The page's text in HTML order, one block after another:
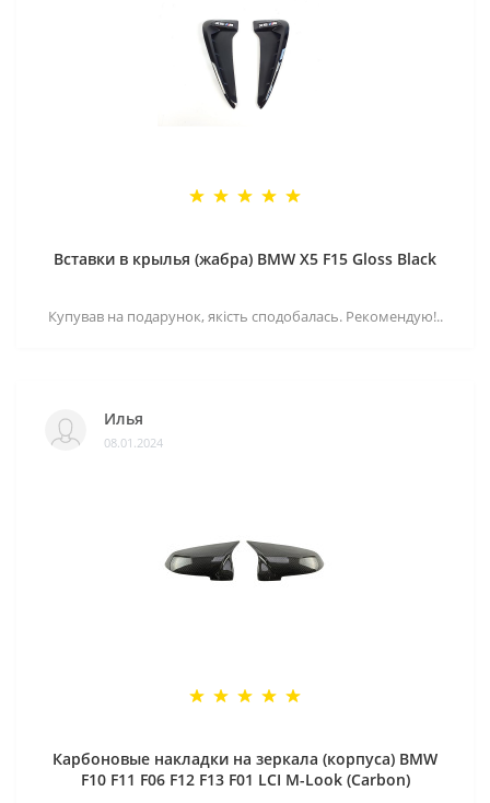
Вставки в крылья (жабра) BMW X5 F15 Gloss Black
Купував на подарунок, якість сподобалась. Рекомендую!..
Илья
08.01.2024
Карбоновые накладки на зеркала (корпуса) BMW
F10 F11 F06 F12 F13 F01 LCI M-Look (Carbon)